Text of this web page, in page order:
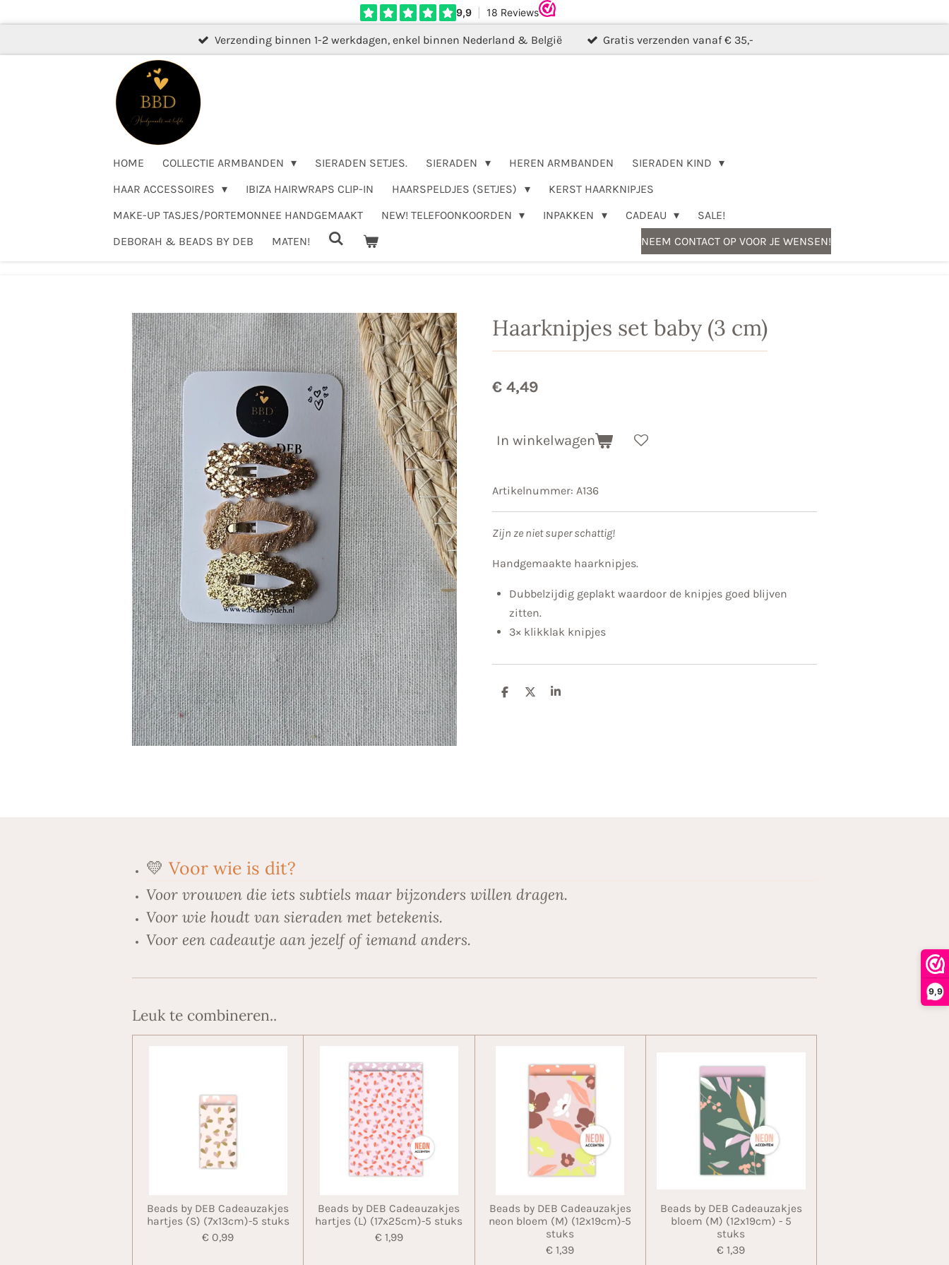
9,9
naar
Verzending binnen 1-2 werkdagen, enkel binnen Nederland & België Gratis verzenden vanaf € 35,-
HOME COLLECTIE ARMBANDEN SIERADEN SETJES. SIERADEN HEREN ARMBANDEN
SIERADEN KIND
HAAR ACCESSOIRES
IBIZA HAIRWRAPS CLIP-IN HAARSPELDJES (SETJES)
KERST HAARKNIPJES
MAKE-UP TASJES/PORTEMONNEE HANDGEMAAKT
NEW! TELEFOONKOORDEN INPAKKEN CADEAU
SALE!
DEBORAH & BEADS BY DEB
MATEN! NEEM CONTACT OP VOOR JE WENSEN!
Haarknipjes set baby (3 cm)
€ 4,49
In winkelwagen
Artikelnummer: A136
Zijn ze niet super schattig!
Handgemaakte haarknipjes.
Dubbelzijdig geplakt waardoor de knipjes goed blijven
zitten.
3× klikklak knipjes
D
D
S
💛 Voor wie is dit?
Voor vrouwen die iets subtiels maar bijzonders willen dragen.
Voor wie houdt van sieraden met betekenis.
Voor een cadeautje aan jezelf of iemand anders.
Leuk te combineren..
Beads by DEB Cadeauzakjes
hartjes (S) (7x13cm)-5 stuks
€ 0,99
Beads by DEB Cadeauzakjes
hartjes (L) (17x25cm)-5 stuks
€ 1,99
Beads by DEB Cadeauzakjes
neon bloem (M) (12x19cm)-5
stuks
€ 1,39
Beads by DEB Cadeauzakjes
bloem (M) (12x19cm) - 5
stuks
€ 1,39